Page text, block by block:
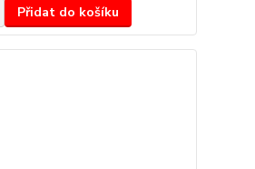
Přidat do košíku